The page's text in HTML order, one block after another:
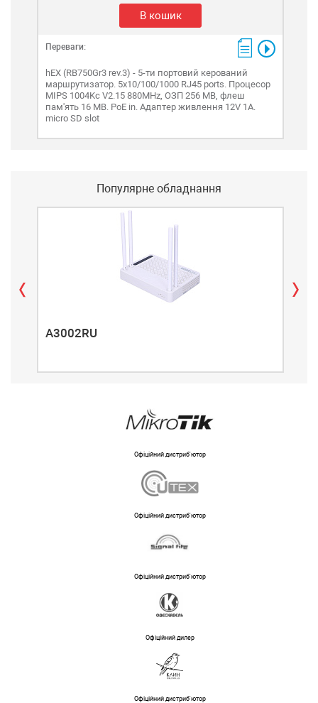
В кошик
Переваги:
hEX (RB750Gr3 rev.3) - 5-ти портовий керований
маршрутизатор. 5х10/100/1000 RJ45 ports. Процесор
MIPS 1004Kc V2.15 880MHz, ОЗП 256 MB, флеш
пам'ять 16 MB. PoE in. Адаптер живлення 12V 1A.
micro SD slot
Популярне обладнання
A3002RU
Офіційний дистриб'ютор
Офіційний дистриб'ютор
Офіційний дистриб'ютор
Офіційний дилер
Офіційний дистриб'ютор